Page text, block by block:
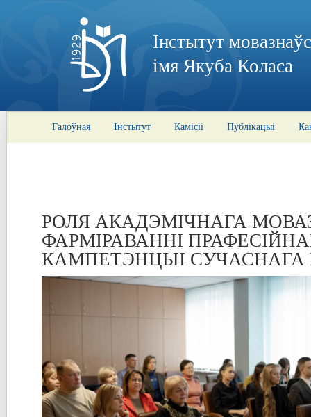
Інстытут
імя Якуба Коласа
Галоўная Інстытут Камісіі Публікацыі
РОЛЯ АКАДЭМІЧНАГА
ФАРМІРАВАННІ
КАМПЕТЭНЦЫІ СУЧАСНАГА